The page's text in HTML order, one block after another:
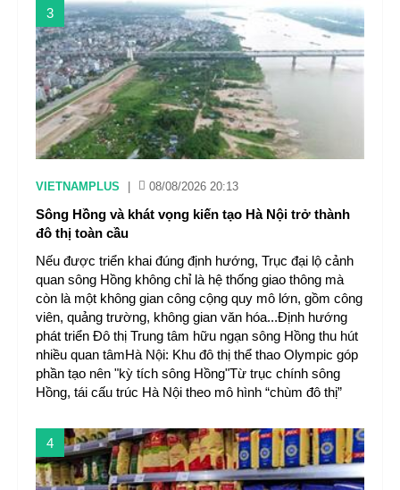
3
VIETNAMPLUS 08/08/2026 20:13
Sông Hồng và khát vọng kiến tạo Hà Nội trở thành
đô thị toàn cầu
Nếu được triển khai đúng định hướng, Trục đại lộ cảnh
quan sông Hồng không chỉ là hệ thống giao thông mà
còn là một không gian công cộng quy mô lớn, gồm công
viên, quảng trường, không gian văn hóa...Định hướng
phát triển Đô thị Trung tâm hữu ngạn sông Hồng thu hút
nhiều quan tâmHà Nội: Khu đô thị thể thao Olympic góp
phần tạo nên "kỳ tích sông Hồng"Từ trục chính sông
Hồng, tái cấu trúc Hà Nội theo mô hình “chùm đô thị”
4